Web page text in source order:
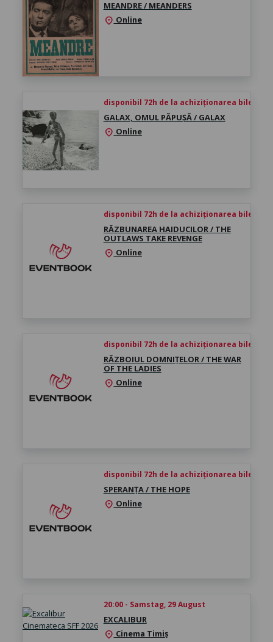
MEANDRE / MEANDERS
location_on Online
disponibil 72h de la achiziționarea biletului
GALAX, OMUL PĂPUȘĂ / GALAX
location_on Online
disponibil 72h de la achiziționarea biletului
RĂZBUNAREA HAIDUCILOR / THE
OUTLAWS TAKE REVENGE
location_on Online
disponibil 72h de la achiziționarea biletului
RĂZBOIUL DOMNIȚELOR / THE WAR
OF THE LADIES
location_on Online
disponibil 72h de la achiziționarea biletului
SPERANȚA / THE HOPE
location_on Online
20:00 - Samstag, 29 August
EXCALIBUR
location_on Cinema Timiș